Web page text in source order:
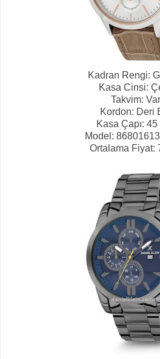
Kadran Rengi:
Kasa Cinsi:
Takvim: Var
Kordon: Deri
Kasa Çapı: 45
Model:
Ortalama Fiyat: